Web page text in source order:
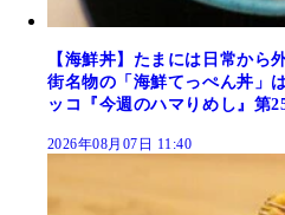
【海鮮丼】たまには日常から
街名物の「海鮮てっぺん丼」
ッコ『今週のハマりめし』第
2026年08月07日 11:40